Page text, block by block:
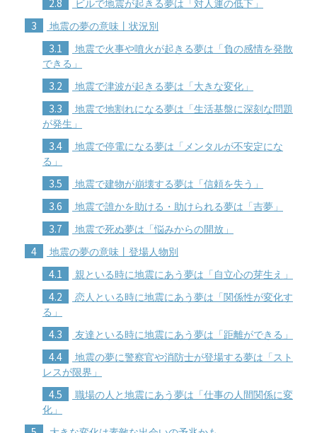
ビルで地震が起きる夢は「対人運の低下」
3 地震の夢の意味丨状況別
3.1
地震で火事や噴火が起きる夢は「負の感情を発散
できる」
3.2 地震で津波が起きる夢は「大きな変化」
3.3
地震で地割れになる夢は「生活基盤に深刻な問題
が発生」
3.4
地震で停電になる夢は「メンタルが不安定にな
る」
3.5 地震で建物が崩壊する夢は「信頼を失う」
3.6 地震で誰かを助ける・助けられる夢は「吉夢」
3.7 地震で死ぬ夢は「悩みからの開放」
4 地震の夢の意味丨登場人物別
4.1 親といる時に地震にあう夢は「自立心の芽生え」
4.2
恋人といる時に地震にあう夢は「関係性が変化す
る」
4.3 友達といる時に地震にあう夢は「距離ができる」
4.4
地震の夢に警察官や消防士が登場する夢は「スト
レスが限界」
4.5
職場の人と地震にあう夢は「仕事の人間関係に変
化」